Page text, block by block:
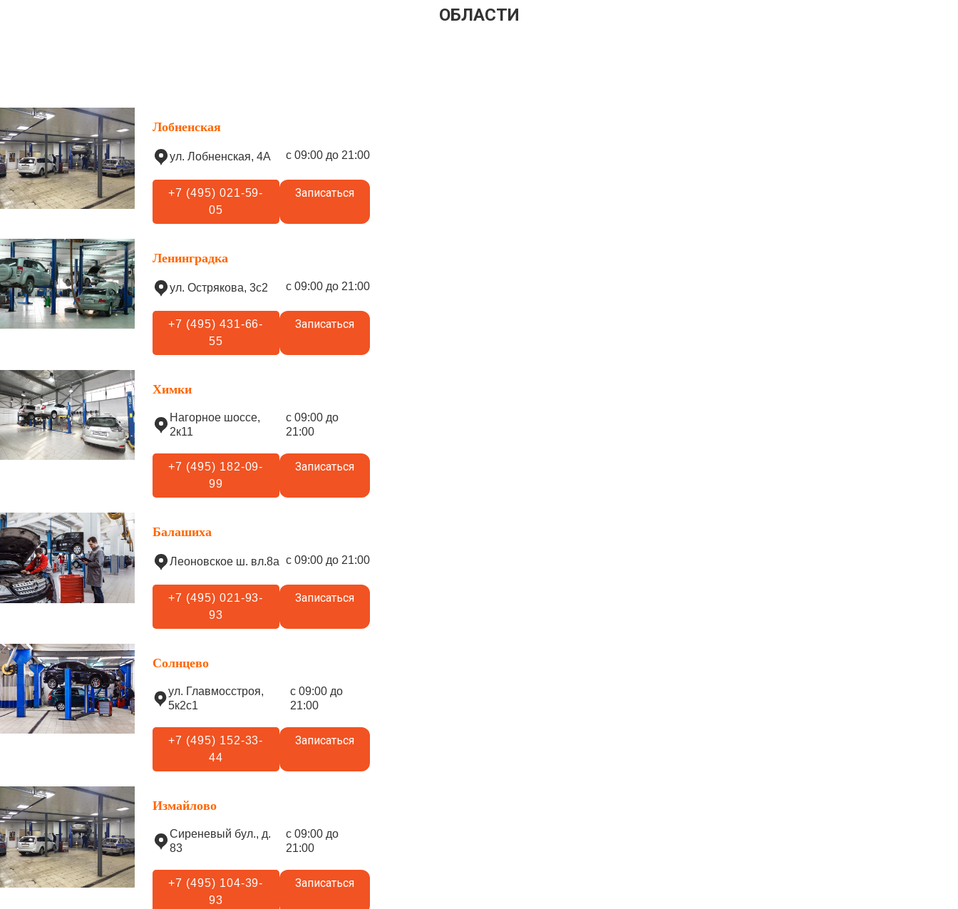
ОБЛАСТИ
Лобненская
ул. Лобненская, 4А с 09:00 до 21:00
+7 (495) 021-59-
05
Записаться
Ленинградка
ул. Острякова, 3с2 с 09:00 до 21:00
+7 (495) 431-66-
55
Записаться
Химки
Нагорное шоссе,
2к11
с 09:00 до
21:00
+7 (495) 182-09-
99
Записаться
Балашиха
Леоновское ш. вл.8а с 09:00 до 21:00
+7 (495) 021-93-
93
Записаться
Солнцево
ул. Главмосстроя,
5к2с1
с 09:00 до
21:00
+7 (495) 152-33-
44
Записаться
Измайлово
Сиреневый бул., д.
83
с 09:00 до
21:00
+7 (495) 104-39-
93
Записаться